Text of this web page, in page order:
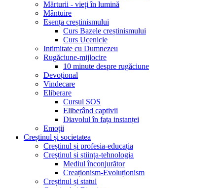
Mărturii - vieți în lumină
Mântuire
Esența creștinismului
Curs Bazele creștinismului
Curs Ucenicie
Intimitate cu Dumnezeu
Rugăciune-mijlocire
10 minute despre rugăciune
Devoțional
Vindecare
Eliberare
Cursul SOS
Eliberând captivii
Diavolul în fața instanței
Emoții
Creștinul și societatea
Creștinul și profesia-educația
Creștinul și știința-tehnologia
Mediul înconjurător
Creaționism-Evoluționism
Creștinul și statul